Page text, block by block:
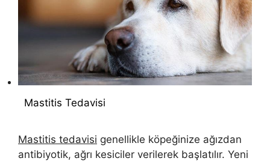
Mastitis Tedavisi
Mastitis tedavisi genellikle köpeğinize ağızdan
antibiyotik, ağrı kesiciler verilerek başlatılır. Yeni